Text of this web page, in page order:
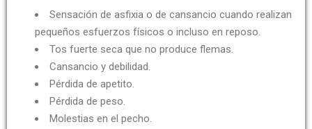
Sensación de asfixia o de cansancio cuando realizan
pequeños esfuerzos físicos o incluso en reposo.
Tos fuerte seca que no produce flemas.
Cansancio y debilidad.
Pérdida de apetito.
Pérdida de peso.
Molestias en el pecho.